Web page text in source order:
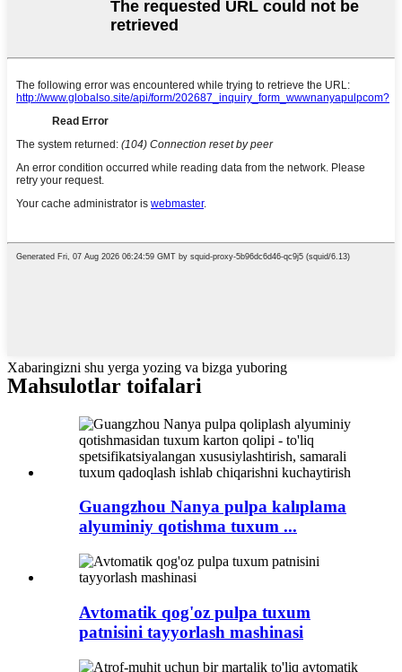
Xabaringizni shu yerga yozing va bizga yuboring
Mahsulotlar toifalari
Guangzhou Nanya pulpa kalıplama
alyuminiy qotishma tuxum ...
Avtomatik qog'oz pulpa tuxum
patnisini tayyorlash mashinasi